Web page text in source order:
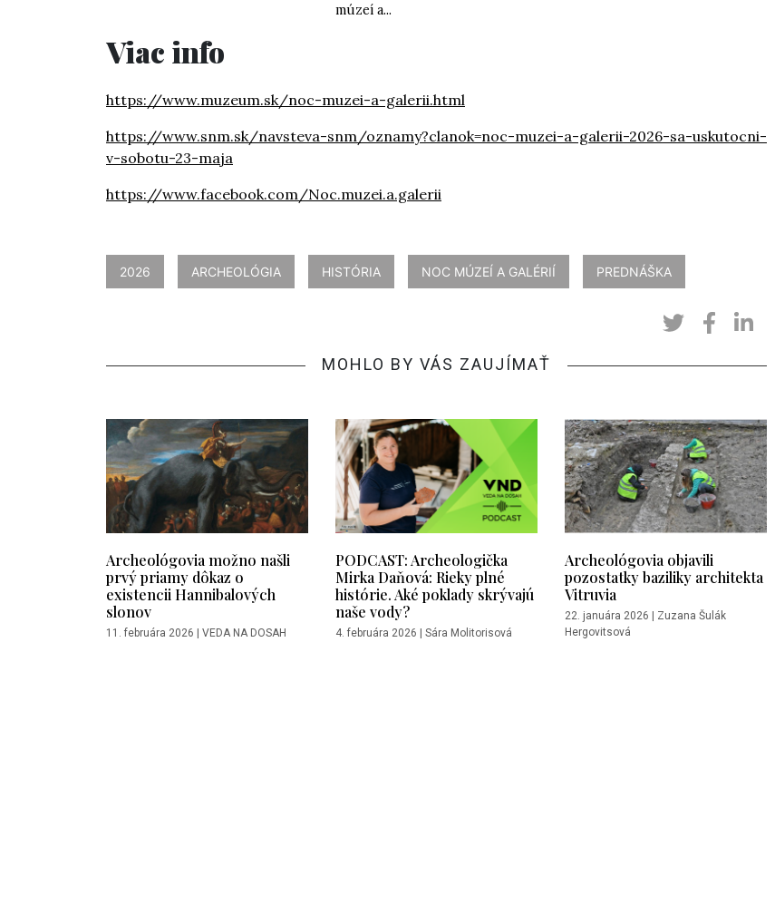
múzeí a...
Viac info
https://www.muzeum.sk/noc-muzei-a-galerii.html
https://www.snm.sk/navsteva-snm/oznamy?clanok=noc-muzei-a-galerii-2026-sa-uskutocni-
v-sobotu-23-maja
https://www.facebook.com/Noc.muzei.a.galerii
2026 ARCHEOLÓGIA HISTÓRIA NOC MÚZEÍ A GALÉRIÍ PREDNÁŠKA
MOHLO BY VÁS ZAUJÍMAŤ
Archeológovia možno našli
prvý priamy dôkaz o
existencii Hannibalových
slonov
11. februára 2026 VEDA NA DOSAH
PODCAST: Archeologička
Mirka Daňová: Rieky plné
histórie. Aké poklady skrývajú
naše vody?
4. februára 2026 Sára Molitorisová
Archeológovia objavili
pozostatky baziliky architekta
Vitruvia
22. januára 2026
Zuzana Šulák
Hergovitsová